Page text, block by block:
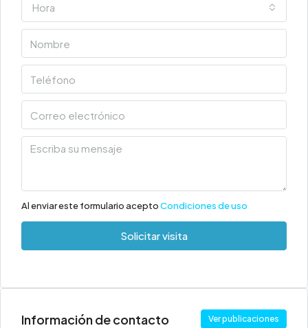
Hora
Al enviar este formulario aceptoCondiciones de uso
Solicitar visita
Información de contacto Ver publicaciones